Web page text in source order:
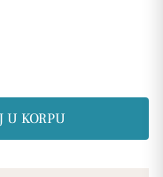
U KORPU